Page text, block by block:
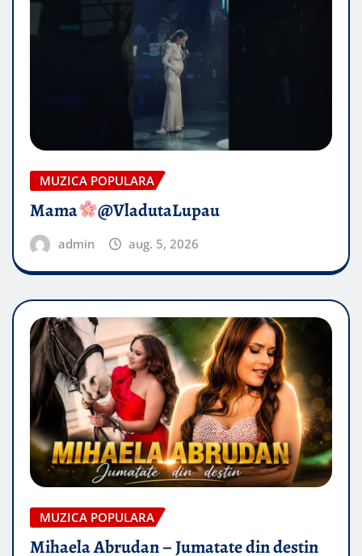
MUZICA POPULARA
Mama @VladutaLupau
admin aug. 5, 2026
MUZICA POPULARA
Mihaela Abrudan – Jumatate din destin